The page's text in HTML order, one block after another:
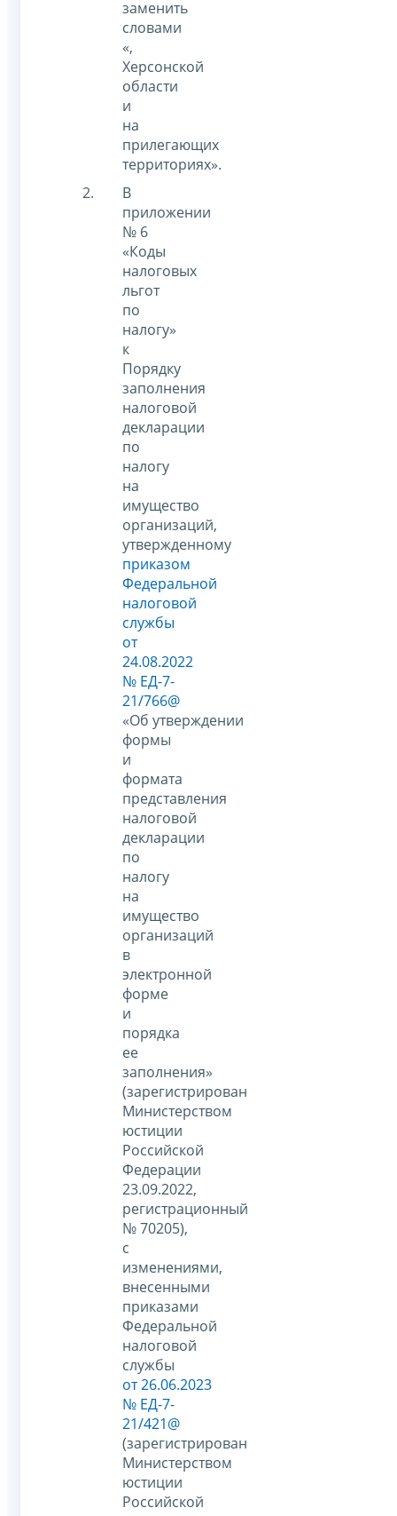
заменить
словами
«,
Херсонской
области
и
на
прилегающих
территориях».
В
приложении
№ 6
«Коды
налоговых
льгот
по
налогу»
к
Порядку
заполнения
налоговой
декларации
по
налогу
на
имущество
организаций,
утвержденному
приказом
Федеральной
налоговой
службы
от
24.08.2022
№ ЕД-7-
21/766@
«Об утверждении
формы
и
формата
представления
налоговой
декларации
по
налогу
на
имущество
организаций
в
электронной
форме
и
порядка
ее
заполнения»
(зарегистрирован
Министерством
юстиции
Российской
Федерации
23.09.2022,
регистрационный
№ 70205),
с
изменениями,
внесенными
приказами
Федеральной
налоговой
службы
от 26.06.2023
№ ЕД-7-
21/421@
(зарегистрирован
Министерством
юстиции
Российской